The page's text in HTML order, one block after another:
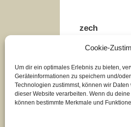
Cookie-
Um dir ein optimales Erlebnis zu bieten,
Geräteinformationen zu speichern und/
Technologien zustimmst, können wir
dieser Website verarbeiten. Wenn du
können bestimmte Merkmale und
zech
Wir